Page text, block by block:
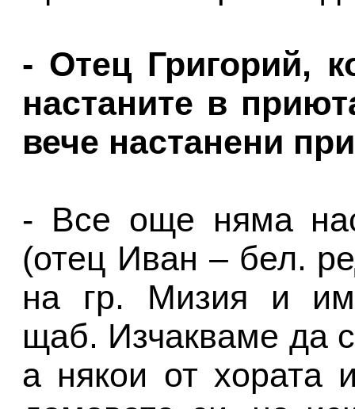
- Отец Григорий,
настаните в
вече настанени
- Все още няма
(отец Иван – бел.
на гр. Мизия и
щаб. Изчакваме да
а някои от хората